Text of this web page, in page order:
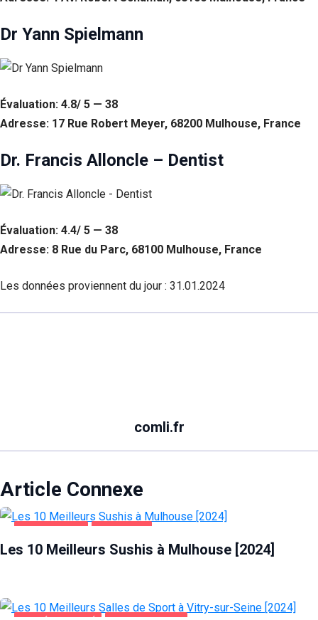
Dr Yann Spielmann
Évaluation: 4.8/ 5 — 38
Adresse: 17 Rue Robert Meyer, 68200 Mulhouse, France
Dr. Francis Alloncle – Dentist
Évaluation: 4.4/ 5 — 38
Adresse: 8 Rue du Parc, 68100 Mulhouse, France
Les données proviennent du jour : 31.01.2024
comli.fr
Article Connexe
Les 10 Meilleurs Sushis à Mulhouse [2024]